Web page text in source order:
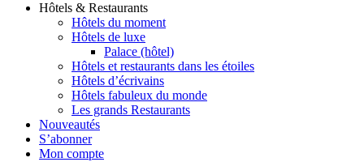
Hôtels & Restaurants
Hôtels du moment
Hôtels de luxe
Palace (hôtel)
Hôtels et restaurants dans les étoiles
Hôtels d’écrivains
Hôtels fabuleux du monde
Les grands Restaurants
Nouveautés
S’abonner
Mon compte